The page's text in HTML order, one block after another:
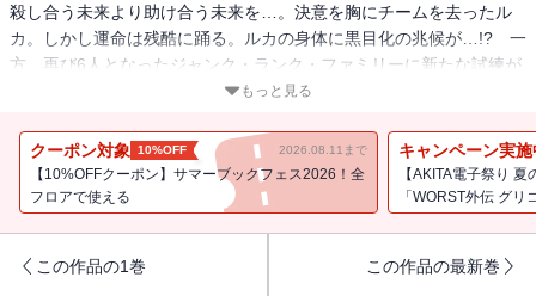
殺し合う未来より助け合う未来を…。決意を胸にチームを去ったル
カ。しかし運命は残酷に踊る。ルカの身体に黒目化の兆候が…!? 一
方、再び6人となったジャンク・ランク・ファミリーに新たな試練が
もっと見る
クーポン対象 10%OFF 2026.08.11まで
【10%OFFクーポン】サマーブックフェス2026！全
フロアで使える
キャンペーン実施
【AKITA電子祭り
「WORST外伝 グ
この作品の1巻 この作品の最新巻